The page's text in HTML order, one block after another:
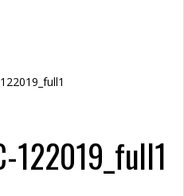
122019_full1